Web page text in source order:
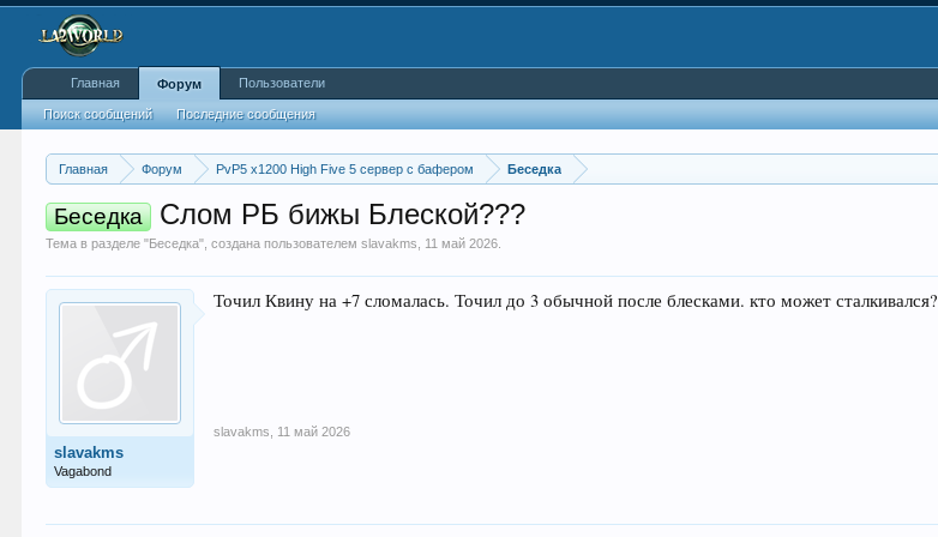
Главная Форум PvP5 x1200 High Five 5 сервер с бафером Беседка
Беседка Слом РБ бижы Блеской???
Тема в разделе "Беседка", создана пользователемslavakms 11 май 2026
slavakms
Vagabond
Точил Квину на +7 сломалась. Точил до 3 обычной после блесками. кто может сталкивался?
slavakms 11 май 2026
Главная Форум
Поиск сообщений Последние сообщения
Пользователи